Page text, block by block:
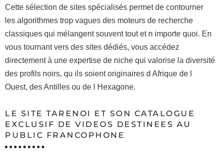
Cette sélection de sites spécialisés permet de contourner
les algorithmes trop vagues des moteurs de recherche
classiques qui mélangent souvent tout et n importe quoi. En
vous tournant vers des sites dédiés, vous accédez
directement à une expertise de niche qui valorise la diversité
des profils noirs, qu ils soient originaires d Afrique de l
Ouest, des Antilles ou de l Hexagone.
LE SITE TARENOI ET SON CATALOGUE
EXCLUSIF DE VIDEOS DESTINEES AU
PUBLIC FRANCOPHONE